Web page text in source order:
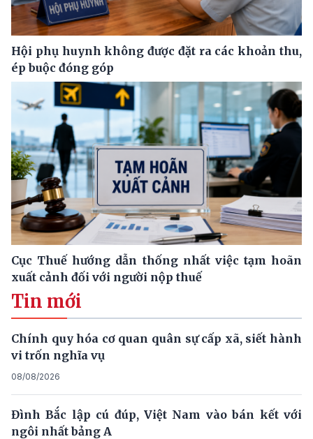
Hội phụ huynh không được đặt ra các khoản thu,
ép buộc đóng góp
Cục Thuế hướng dẫn thống nhất việc tạm hoãn
xuất cảnh đối với người nộp thuế
Tin mới
Chính quy hóa cơ quan quân sự cấp xã, siết hành
vi trốn nghĩa vụ
08/08/2026
Đình Bắc lập cú đúp, Việt Nam vào bán kết với
ngôi nhất bảng A